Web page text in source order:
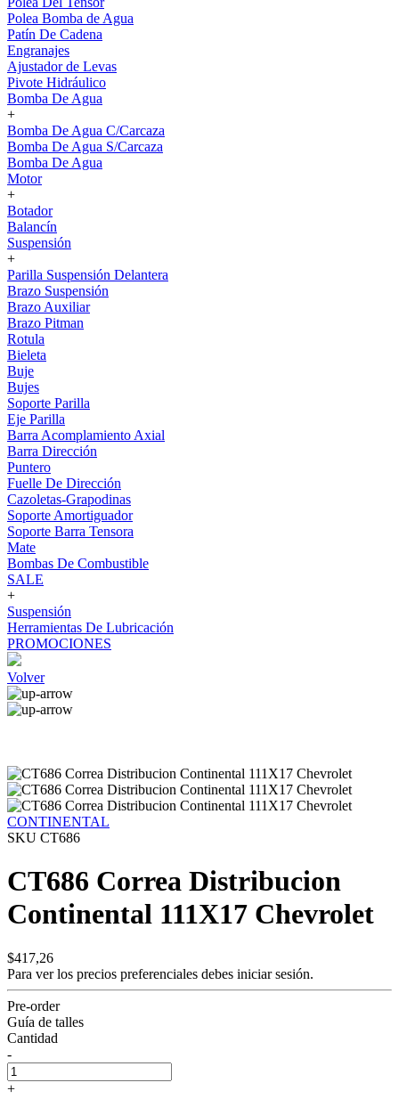
Polea Bomba de Agua
Patín De Cadena
Engranajes
Ajustador de Levas
Pivote Hidráulico
Bomba De Agua
+
Bomba De Agua C/Carcaza
Bomba De Agua S/Carcaza
Bomba De Agua
Motor
+
Botador
Balancín
Suspensión
+
Parilla Suspensión Delantera
Brazo Suspensión
Brazo Auxiliar
Brazo Pitman
Rotula
Bieleta
Buje
Bujes
Soporte Parilla
Eje Parilla
Barra Acomplamiento Axial
Barra Dirección
Puntero
Fuelle De Dirección
Cazoletas-Grapodinas
Soporte Amortiguador
Soporte Barra Tensora
Mate
Bombas De Combustible
SALE
+
Suspensión
Herramientas De Lubricación
PROMOCIONES
Volver
CONTINENTAL
SKU CT686
CT686 Correa Distribucion
Continental 111X17 Chevrolet
$417,26
Para ver los precios preferenciales debes iniciar sesión.
Pre-order
Guía de talles
Cantidad
-
+